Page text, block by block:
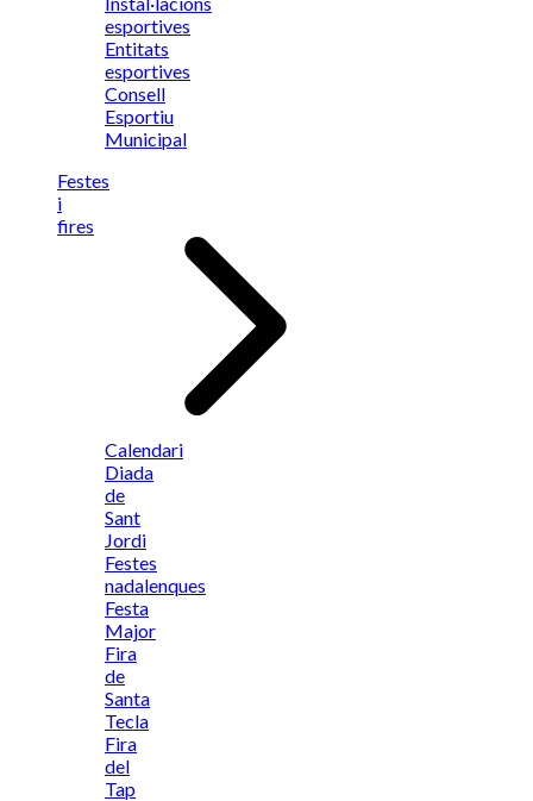
esportives
Entitats
esportives
Consell
Esportiu
Municipal
Festes
i
fires
Calendari
Diada
de
Sant
Jordi
Festes
nadalenques
Festa
Major
Fira
de
Santa
Tecla
Fira
del
Tap